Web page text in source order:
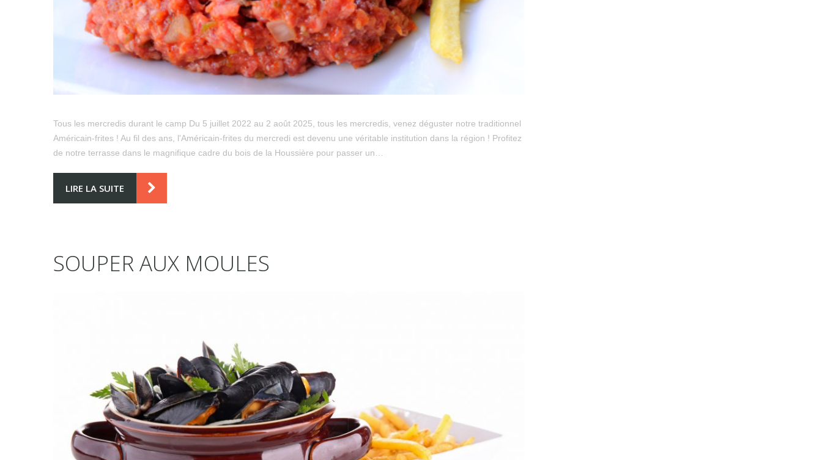
Tous les mercredis durant le camp Du 5 juillet 2022 au 2 août 2025, tous les mercredis, venez déguster notre traditionnel
Américain-frites ! Au fil des ans, l'Américain-frites du mercredi est devenu une véritable institution dans la région ! Profitez
de notre terrasse dans le magnifique cadre du bois de la Houssière pour passer un…
LIRE LA SUITE
SOUPER AUX MOULES